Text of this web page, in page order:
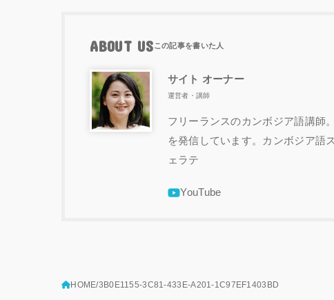
ABOUT US
サイト オーナー
運営者・講師
フリーランスのカンボジア語講師
を発信しています。カンボジア語
ェラテ
HOME 3B0E1155-3C81-433E-A201-1C97EF1403BD